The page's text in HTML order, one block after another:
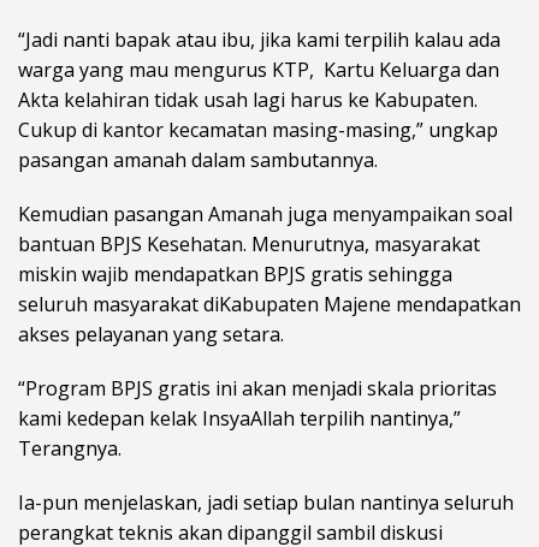
“Jadi nanti bapak atau ibu, jika kami terpilih kalau ada
warga yang mau mengurus KTP, Kartu Keluarga dan
Akta kelahiran tidak usah lagi harus ke Kabupaten.
Cukup di kantor kecamatan masing-masing,” ungkap
pasangan amanah dalam sambutannya.
Kemudian pasangan Amanah juga menyampaikan soal
bantuan BPJS Kesehatan. Menurutnya, masyarakat
miskin wajib mendapatkan BPJS gratis sehingga
seluruh masyarakat diKabupaten Majene mendapatkan
akses pelayanan yang setara.
“Program BPJS gratis ini akan menjadi skala prioritas
kami kedepan kelak InsyaAllah terpilih nantinya,”
Terangnya.
Ia-pun menjelaskan, jadi setiap bulan nantinya seluruh
perangkat teknis akan dipanggil sambil diskusi